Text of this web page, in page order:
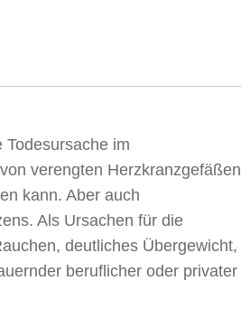
im
verengten Herzkranzgefäßen
kann. Aber auch
Als Ursachen für die
deutliches Übergewicht,
beruflicher oder privater